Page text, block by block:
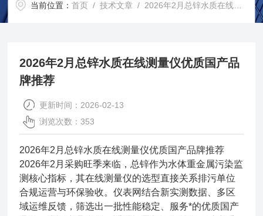
当前位置：首页 /技术文章 / 2026年2月总锌水质在线测量仪优质国产品牌推荐​
2026年2月总锌水质在线测量仪优质国产品
牌推荐​
更新时间：2026-02-13
浏览次数：353
2026年2月总锌水质在线测量仪优质国产品牌推荐
2026年2月采购旺季来临，总锌作为水体重金属污染监
测核心指标，其在线测量仪的选型直接关系排污单位
合规运营与环保验收。仪表网结合新实测数据、多区
域运维反馈，筛选出一批性能稳定、服务*的优质国产